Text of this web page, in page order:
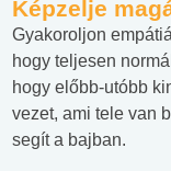
Képzelje
Gyakoroljon
hogy teljesen
hogy előbb-utóbb
vezet, ami tele van
segít a bajban.